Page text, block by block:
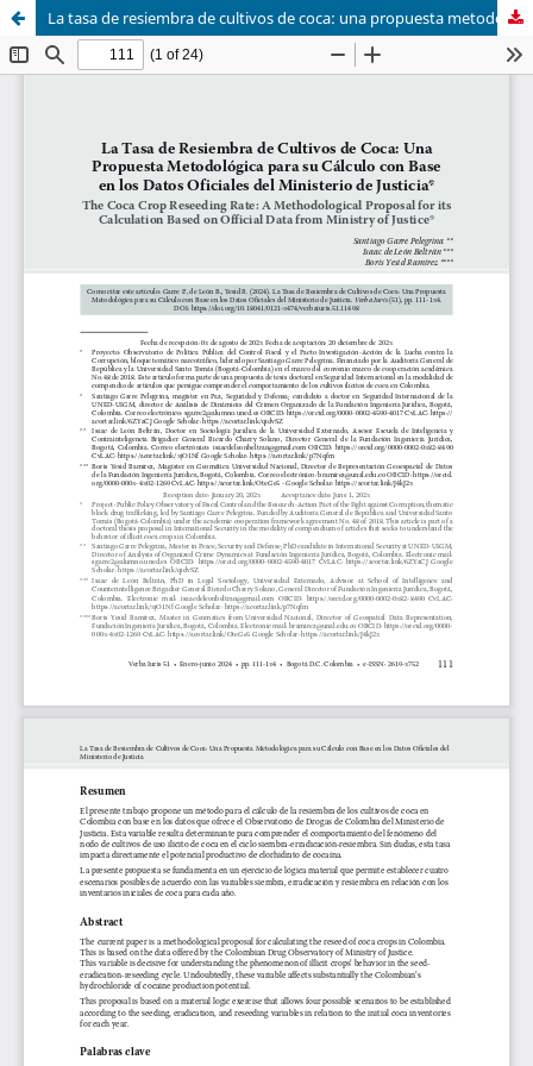
La tasa de resiembra de cultivos de coca: una propuesta metodológica para su cálculo con base en los datos oficiales del Ministerio de Justicia